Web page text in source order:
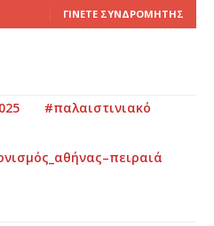
ΓΊΝΕΤΕ ΣΥΝΔΡΟΜΗΤΉΣ
#παλαιστινιακό